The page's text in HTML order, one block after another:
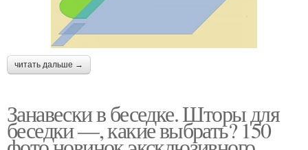
читать дальше →
Занавески в беседке. Шторы для
беседки —, какие выбрать? 150